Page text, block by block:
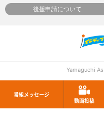
番組メッセージ
動画投稿
後援申請について
Yamaguchi